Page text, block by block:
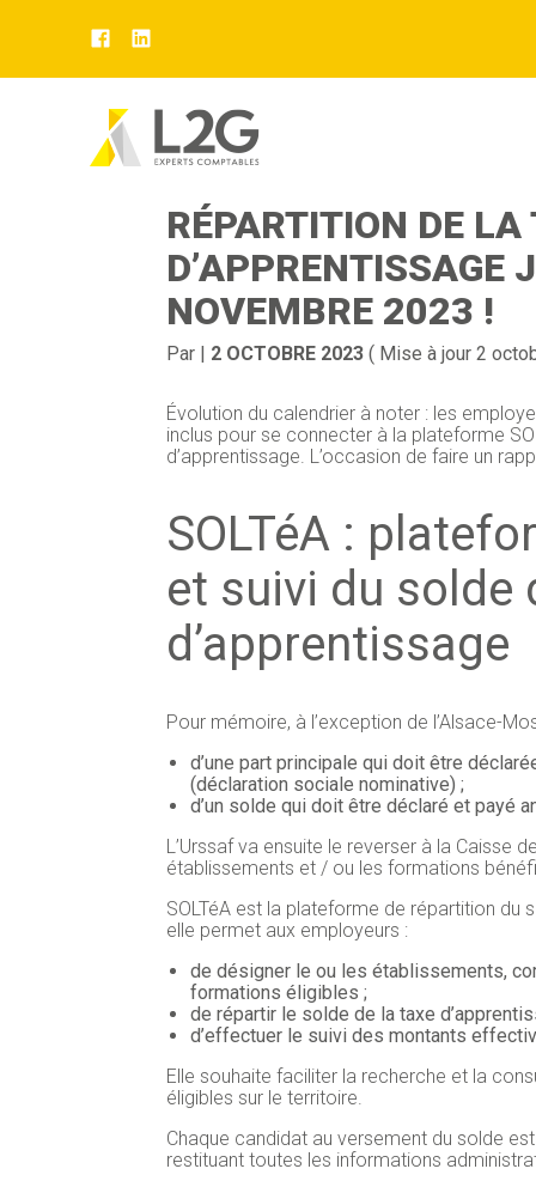
Aller
au
RÉPARTITION DE LA
D’APPRENTISSAGE
NOVEMBRE 2023 !
Par | 2 OCTOBRE 2023 ( Mise à jour 2
Évolution du calendrier à noter : les
inclus pour se connecter à la plateforme
d’apprentissage. L’occasion de faire un
SOLTéA :
et suivi du solde
d’apprentissage
Pour mémoire, à l’exception de l’Alsace-
d’une part principale qui doit être
(déclaration sociale nominative) ;
d’un solde qui doit être déclaré et payé
L’Urssaf va ensuite le reverser à la Caisse
établissements et / ou les formations
SOLTéA est la plateforme de répartition du
elle permet aux employeurs :
de désigner le ou les établissements,
formations éligibles ;
de répartir le solde de la taxe
d’effectuer le suivi des montants
Elle souhaite faciliter la recherche et la
éligibles sur le territoire.
Chaque candidat au versement du solde
restituant toutes les informations